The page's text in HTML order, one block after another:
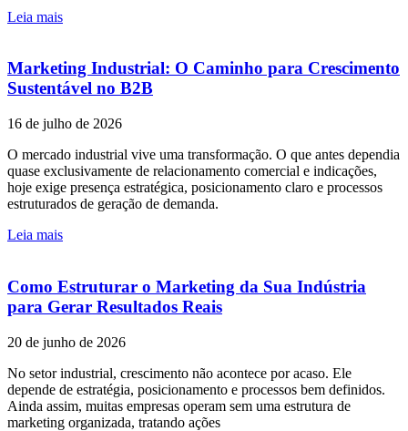
Leia mais
Marketing Industrial: O Caminho para Crescimento
Sustentável no B2B
16 de julho de 2026
O mercado industrial vive uma transformação. O que antes dependia
quase exclusivamente de relacionamento comercial e indicações,
hoje exige presença estratégica, posicionamento claro e processos
estruturados de geração de demanda.
Leia mais
Como Estruturar o Marketing da Sua Indústria
para Gerar Resultados Reais
20 de junho de 2026
No setor industrial, crescimento não acontece por acaso. Ele
depende de estratégia, posicionamento e processos bem definidos.
Ainda assim, muitas empresas operam sem uma estrutura de
marketing organizada, tratando ações